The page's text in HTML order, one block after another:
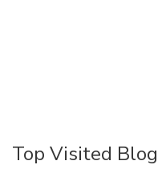
Top Visited Blog